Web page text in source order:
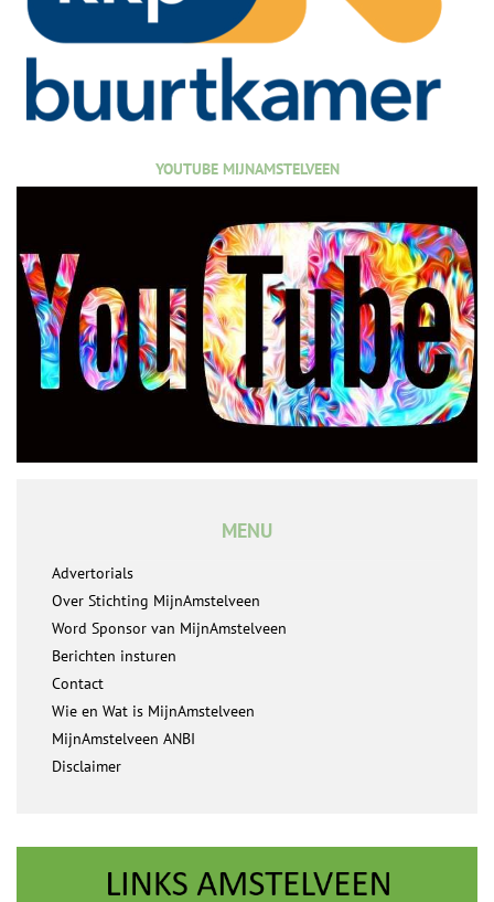
YOUTUBE MIJNAMSTELVEEN
MENU
Advertorials
Over Stichting MijnAmstelveen
Word Sponsor van MijnAmstelveen
Berichten insturen
Contact
Wie en Wat is MijnAmstelveen
MijnAmstelveen ANBI
Disclaimer